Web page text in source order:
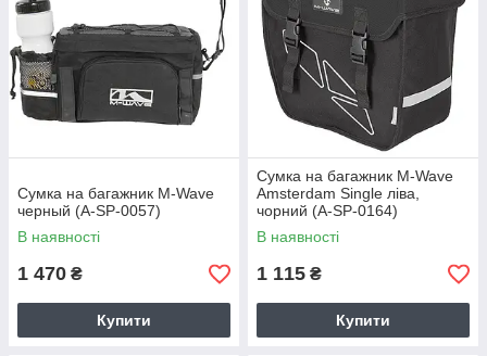
Сумка на багажник M-Wave
черный (A-SP-0057)
В наявності
1 470 ₴
Купити
Сумка на багажник M-Wave
Amsterdam Single ліва,
чорний (A-SP-0164)
В наявності
1 115 ₴
Купити